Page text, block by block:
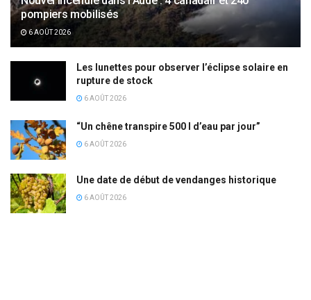
pompiers mobilisés
6 AOÛT 2026
Les lunettes pour observer l’éclipse solaire en
rupture de stock
6 AOÛT 2026
“Un chêne transpire 500 l d’eau par jour”
6 AOÛT 2026
Une date de début de vendanges historique
6 AOÛT 2026